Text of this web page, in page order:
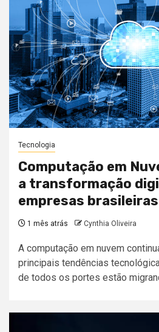
Tecnologia
Computação em
a transformação
empresas
1 mês atrás Cynthia Oliveira
A computação em nuvem
principais tendências
de todos os portes estão